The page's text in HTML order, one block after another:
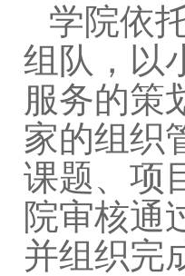
学院依
组队，以
服务的策
家的组织
课题、项
院审核通
并组织完